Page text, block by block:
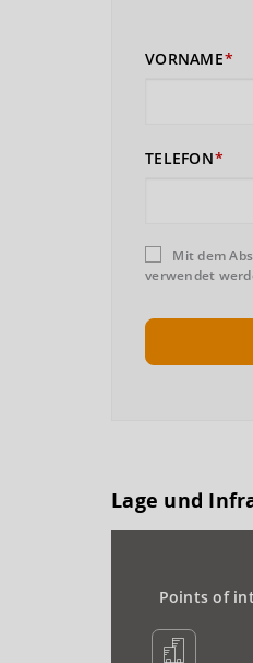
VORNAME
TELEFON
Mit dem
verwendet
Lage und
Points of